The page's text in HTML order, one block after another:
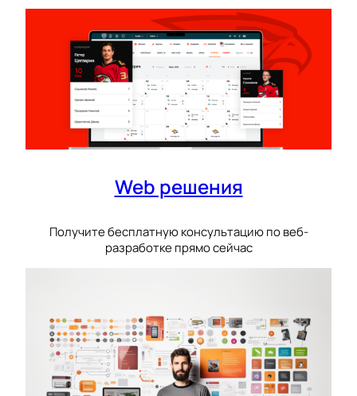
Web решения
Получите бесплатную консультацию по веб-
разработке прямо сейчас